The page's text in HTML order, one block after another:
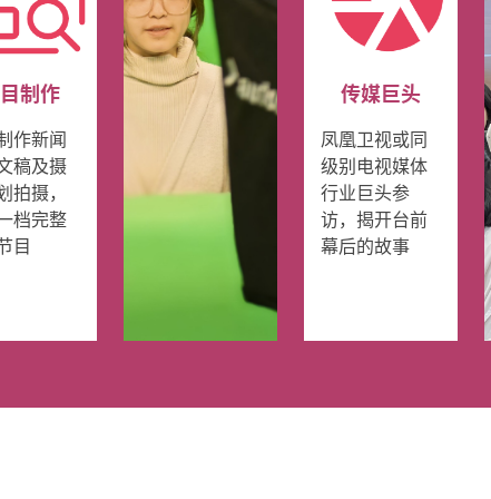
制作
作新闻
稿及摄
拍摄，
档完整
目
传媒巨头
凤凰卫视或同
级别电视媒体
行业巨头参
访，揭开台前
幕后的故事